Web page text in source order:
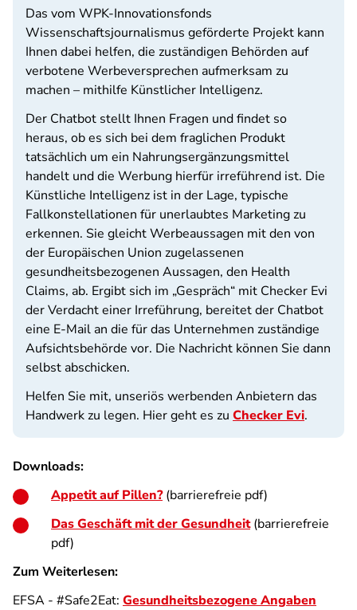
Das vom WPK-Innovationsfonds
Wissenschaftsjournalismus geförderte Projekt kann
Ihnen dabei helfen, die zuständigen Behörden auf
verbotene Werbeversprechen aufmerksam zu
machen – mithilfe Künstlicher Intelligenz.
Der Chatbot stellt Ihnen Fragen und findet so
heraus, ob es sich bei dem fraglichen Produkt
tatsächlich um ein Nahrungsergänzungsmittel
handelt und die Werbung hierfür irreführend ist. Die
Künstliche Intelligenz ist in der Lage, typische
Fallkonstellationen für unerlaubtes Marketing zu
erkennen. Sie gleicht Werbeaussagen mit den von
der Europäischen Union zugelassenen
gesundheitsbezogenen Aussagen, den Health
Claims, ab. Ergibt sich im „Gespräch“ mit Checker Evi
der Verdacht einer Irreführung, bereitet der Chatbot
eine E-Mail an die für das Unternehmen zuständige
Aufsichtsbehörde vor. Die Nachricht können Sie dann
selbst abschicken.
Helfen Sie mit, unseriös werbenden Anbietern das
Handwerk zu legen. Hier geht es zu Checker Evi.
Downloads:
Appetit auf Pillen?(barrierefreie pdf)
Das Geschäft mit der Gesundheit(barrierefreie
pdf)
Zum Weiterlesen:
EFSA - #Safe2Eat: Gesundheitsbezogene Angaben